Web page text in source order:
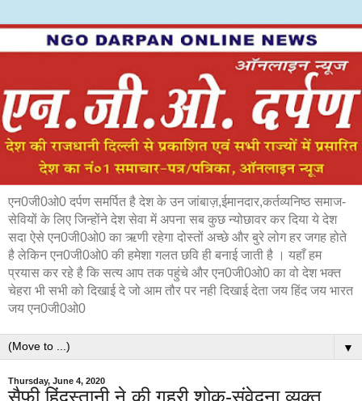
एन0जी0ओ0 दर्पण समर्पित है देश के उन जांबाज़,ईमानदार,कर्तव्यनिष्ठ समाज-
सेवियों के लिए जिन्होंने देश सेवा में अपना सब कुछ न्योछावर कर दिया ये देश
सदा ऐसे एन0जी0ओ0 का ऋणी रहेगा दोस्तों अच्छे और बुरे लोग हर जगह होते
है लेकिन एन0जी0ओ0 की हमेशा गलत छवि ही बनाई जाती है । यहाँ हम
प्रयास कर रहे है कि सत्य आप तक पहुंचे और एन0जी0ओ0 का वो देश भक्त
चेहरा भी सभी को दिखाई दे जो आम तौर पर नही दिखाई देता जय हिंद जय भारत
जय एन0जी0ओ0
▼
Thursday, June 4, 2020